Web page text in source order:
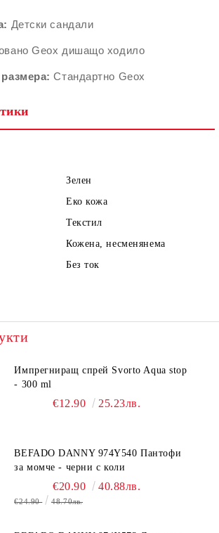
Детски сандали
Geox дишащо ходило
размера:Стандартно Geox
Зелен
Еко кожа
Текстил
Кожена, несменянема
Без ток
Импрегниращ спрей Svorto Aqua stop
- 300 ml
€12.90 25.23лв.
BEFADO DANNY 974Y540 Пантофи
за момче - черни с коли
€20.90 40.88лв.
€24.90 48.70лв.